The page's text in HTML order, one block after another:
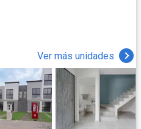
La mejor
cercanas • Casas en
acceso • Jardín de niños •
las 24 hrs
Ver más unidades